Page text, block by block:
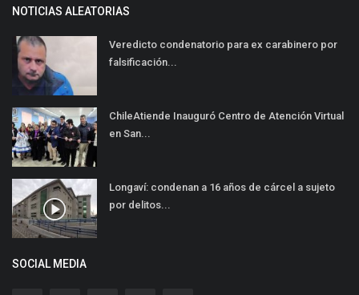
NOTICIAS ALEATORIAS
Veredicto condenatorio para ex carabinero por
falsificación...
ChileAtiende Inauguró Centro de Atención Virtual
en San...
Longaví: condenan a 16 años de cárcel a sujeto
por delitos...
SOCIAL MEDIA